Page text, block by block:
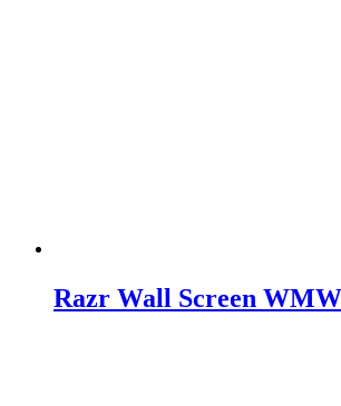
Razr Wall Screen